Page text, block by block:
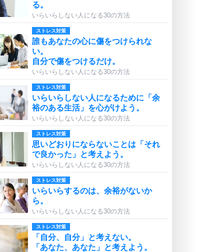
る。
いらいらしない人になる30の方法
ストレス対策
誰もあなたの心に傷をつけられな
い。
自分で傷をつけるだけ。
いらいらしない人になる30の方法
ストレス対策
いらいらしない人になるために「余
裕のある生活」を心がけよう。
いらいらしない人になる30の方法
ストレス対策
思いどおりにならないことは「それ
で良かった」と考えよう。
いらいらしない人になる30の方法
ストレス対策
いらいらするのは、余裕がないか
ら。
いらいらしない人になる30の方法
ストレス対策
「自分、自分」と考えない。
「あなた、あなた」と考えよう。